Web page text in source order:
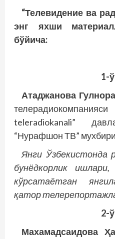
“Телевидение ва
энг яхши
бўйича:
1-
Атаджанова Гулнора
teleradiokanali”
“Нурафшон ТВ”
Янги Ўзбекистонда
бунёдкорлик
кўрсатаётган
қатор
2-
Махамадсаидова